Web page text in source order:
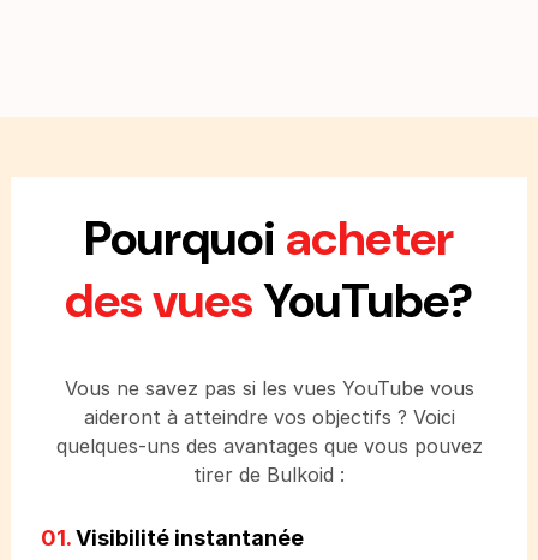
Pourquoi acheter
des vuesYouTube?
Vous ne savez pas si les vues YouTube vous
aideront à atteindre vos objectifs ? Voici
quelques-uns des avantages que vous pouvez
tirer de Bulkoid :
01.Visibilité instantanée